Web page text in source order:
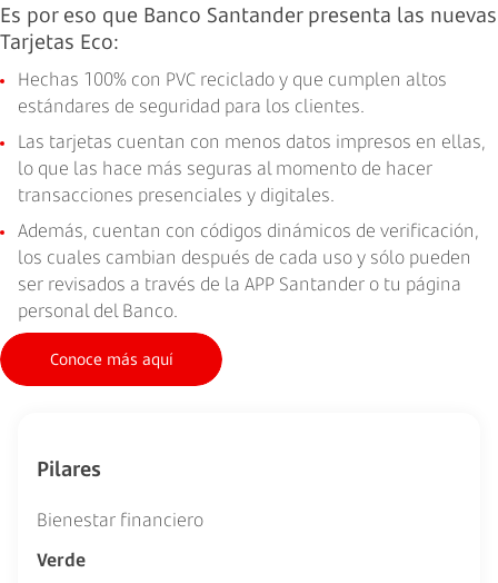
Es por eso que Banco Santander presenta las nuevas
Tarjetas Eco:
Hechas 100% con PVC reciclado y que cumplen altos
estándares de seguridad para los clientes.
Las tarjetas cuentan con menos datos impresos en ellas,
lo que las hace más seguras al momento de hacer
transacciones presenciales y digitales.
Además, cuentan con códigos dinámicos de verificación,
los cuales cambian después de cada uso y sólo pueden
ser revisados a través de la APP Santander o tu página
personal del Banco.
Conoce más aquí
Pilares
Bienestar financiero
Verde